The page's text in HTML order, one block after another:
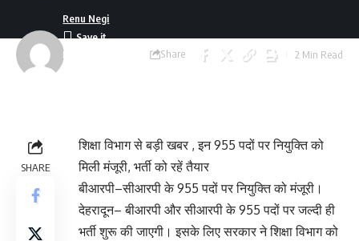
Last updated:
Renu Negi
Share 2 Min Read
SHARE
शिक्षा विभाग से बड़ी खबर , इन 955 पदों पर नियुक्ति को
मिली मंजूरी, भर्ती को रहें तैयार
बीआरपी–सीआरपी के 955 पदों पर नियुक्ति को मंजूरी।
देहरादून– बीआरपी और सीआरपी के 955 पदों पर जल्दी ही
भर्ती शुरू की जाएगी। इसके लिए सरकार ने शिक्षा विभाग को